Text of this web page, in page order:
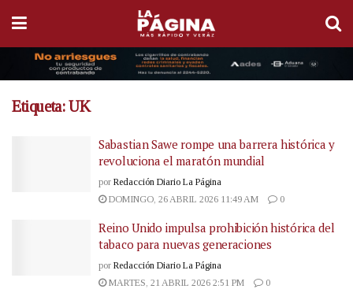
Etiqueta:UK
Sabastian Sawe rompe una barrera histórica y
revoluciona el maratón mundial
por Redacción Diario La Página
DOMINGO, 26 ABRIL 2026 11:49 AM
0
Reino Unido impulsa prohibición histórica del
tabaco para nuevas generaciones
por Redacción Diario La Página
MARTES, 21 ABRIL 2026 2:51 PM
0